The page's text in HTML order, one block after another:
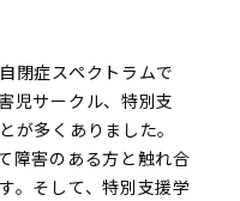
閉症スペクトラムで
児サークル、特別支
が多くありました。
障害のある方と触れ合
。そして、特別支援学